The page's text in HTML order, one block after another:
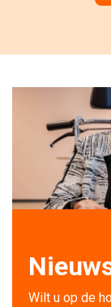
Wilt u op de